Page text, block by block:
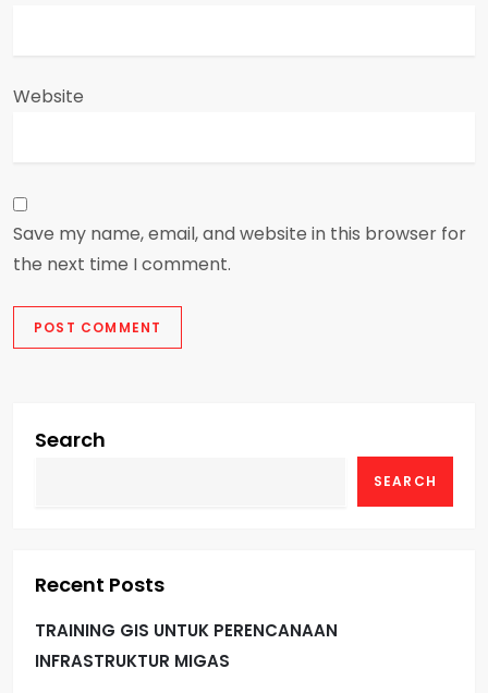
Website
Save my name, email, and website in this browser for
the next time I comment.
Search
SEARCH
Recent Posts
TRAINING GIS UNTUK PERENCANAAN
INFRASTRUKTUR MIGAS